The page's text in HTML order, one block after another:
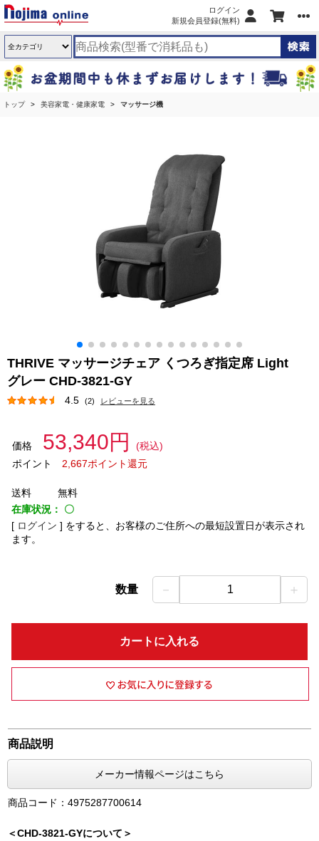
ログイン
新規会員登録(無料)
トップ 美容家電・健康家電 マッサージ機
THRIVE マッサージチェア くつろぎ指定席 Light
グレー CHD-3821-GY
4.5 (2) レビューを見る
価格 53,340円
(税込)
ポイント
2,667ポイント還元
送料
無料
在庫状況： 〇
[ ログイン ] をすると、お客様のご住所への最短設置日が表示され
ます。
数量 － 1 ＋
カートに入れる
商品説明
メーカー情報ページはこちら
商品コード：4975287700614
＜CHD-3821-GYについて＞